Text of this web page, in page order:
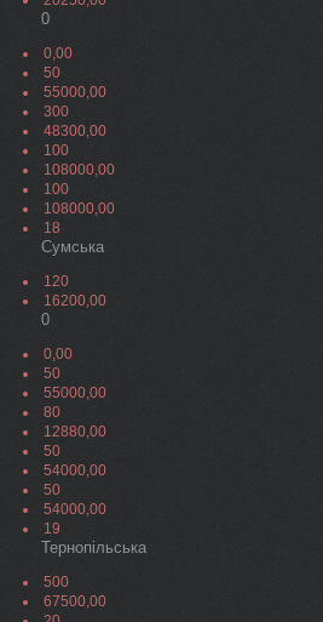
0
0,00
50
55000,00
300
48300,00
100
108000,00
100
108000,00
18
Сумська
120
16200,00
0
0,00
50
55000,00
80
12880,00
50
54000,00
50
54000,00
19
Тернопільська
500
67500,00